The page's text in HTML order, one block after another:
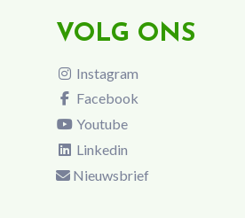
VOLG ONS
Instagram
Facebook
Youtube
Linkedin
Nieuwsbrief